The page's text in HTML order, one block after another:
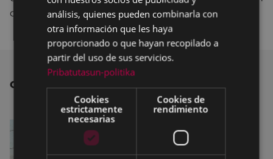
de este tipo de actuaciones.
OTRAS NOTICIAS
análisis, quienes pueden combinarla con
otra información que les haya
proporcionado o que hayan recopilado a
partir del uso de sus servicios.
Pribatutasun-politika
Cookies
estrictamente
necesarias
Cookies de
rendimiento